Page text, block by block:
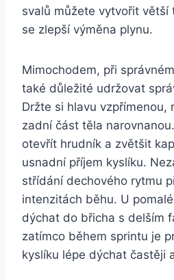
svalů můžete vytvořit větší
se zlepší výměna plynu.
Mimochodem, při
také důležité udržovat
Držte si hlavu vzpřímenou,
zadní část těla
otevřít hrudník a zvětšit
usnadní příjem kyslíku.
střídání dechového rytmu
intenzitách běhu. U
dýchat do břicha s delším
zatímco během sprintu je
kyslíku lépe dýchat častěji